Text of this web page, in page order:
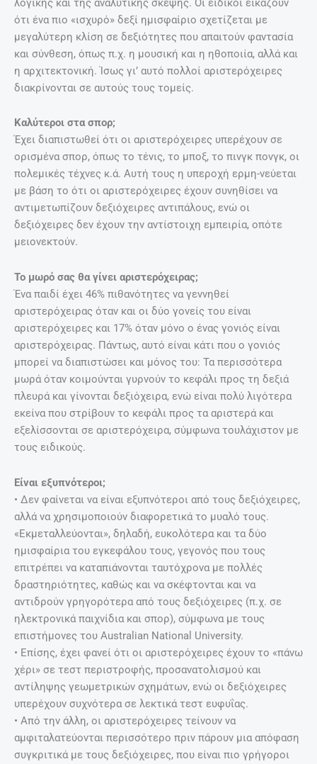
λογικής και της αναλυτικής σκέψης. Οι ειδικοί εικάζουν
ότι ένα πιο «ισχυρό» δεξί ημισφαίριο σχετίζεται με
μεγαλύτερη κλίση σε δεξιότητες που απαιτούν φαντασία
και σύνθεση, όπως π.χ. η μουσική και η ηθοποιία, αλλά και
η αρχιτεκτονική. Ίσως γι’ αυτό πολλοί αριστερόχειρες
διακρίνονται σε αυτούς τους τομείς.
Καλύτεροι στα σπορ;
Έχει διαπιστωθεί ότι οι αριστερόχειρες υπερέχουν σε
ορισμένα σπορ, όπως το τένις, το μποξ, το πινγκ πονγκ, οι
πολεμικές τέχνες κ.ά. Αυτή τους η υπεροχή ερμη-νεύεται
με βάση το ότι οι αριστερόχειρες έχουν συνηθίσει να
αντιμετωπίζουν δεξιόχειρες αντιπάλους, ενώ οι
δεξιόχειρες δεν έχουν την αντίστοιχη εμπειρία, οπότε
μειονεκτούν.
Το μωρό σας θα γίνει αριστερόχειρας;
Ένα παιδί έχει 46% πιθανότητες να γεννηθεί
αριστερόχειρας όταν και οι δύο γονείς του είναι
αριστερόχειρες και 17% όταν μόνο ο ένας γονιός είναι
αριστερόχειρας. Πάντως, αυτό είναι κάτι που ο γονιός
μπορεί να διαπιστώσει και μόνος του: Τα περισσότερα
μωρά όταν κοιμούνται γυρνούν το κεφάλι προς τη δεξιά
πλευρά και γίνονται δεξιόχειρα, ενώ είναι πολύ λιγότερα
εκείνα που στρίβουν το κεφάλι προς τα αριστερά και
εξελίσσονται σε αριστερόχειρα, σύμφωνα τουλάχιστον με
τους ειδικούς.
Είναι εξυπνότεροι;
• Δεν φαίνεται να είναι εξυπνότεροι από τους δεξιόχειρες,
αλλά να χρησιμοποιούν διαφορετικά το μυαλό τους.
«Εκμεταλλεύονται», δηλαδή, ευκολότερα και τα δύο
ημισφαίρια του εγκεφάλου τους, γεγονός που τους
επιτρέπει να καταπιάνονται ταυτόχρονα με πολλές
δραστηριότητες, καθώς και να σκέφτονται και να
αντιδρούν γρηγορότερα από τους δεξιόχειρες (π.χ. σε
ηλεκτρονικά παιχνίδια και σπορ), σύμφωνα με τους
επιστήμονες του Australian National University.
• Επίσης, έχει φανεί ότι οι αριστερόχειρες έχουν το «πάνω
χέρι» σε τεστ περιστροφής, προσανατολισμού και
αντίληψης γεωμετρικών σχημάτων, ενώ οι δεξιόχειρες
υπερέχουν συχνότερα σε λεκτικά τεστ ευφυΐας.
• Από την άλλη, οι αριστερόχειρες τείνουν να
αμφιταλατεύονται περισσότερο πριν πάρουν μια απόφαση
συγκριτικά με τους δεξιόχειρες, που είναι πιο γρήγοροι